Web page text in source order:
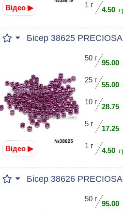
Відео ▶ 1 г
4.50
Бісер 38625 PRECIOSA
Відео ▶
50 г
95.00
25 г
55.00
10 г
28.75
5 г
17.25
1 г
4.50
Бісер 38626 PRECIOSA
50 г
95.00